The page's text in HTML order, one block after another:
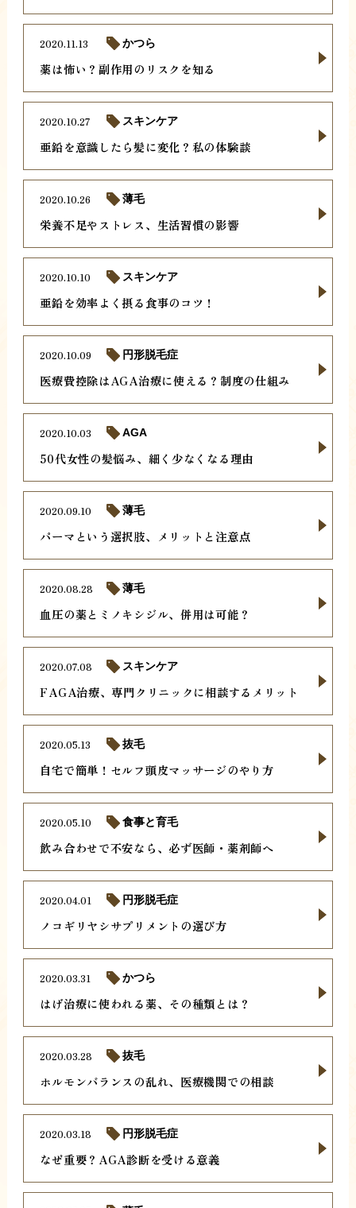
薬は怖い？副作用のリスクを知る
2020.11.13 かつら
亜鉛を意識したら髪に変化？私の体験談
2020.10.27 スキンケア
栄養不足やストレス、生活習慣の影響
2020.10.26 薄毛
亜鉛を効率よく摂る食事のコツ！
2020.10.10 スキンケア
医療費控除はAGA治療に使える？制度の仕組み
2020.10.09 円形脱毛症
50代女性の髪悩み、細く少なくなる理由
2020.10.03 AGA
パーマという選択肢、メリットと注意点
2020.09.10 薄毛
血圧の薬とミノキシジル、併用は可能？
2020.08.28 薄毛
FAGA治療、専門クリニックに相談するメリット
2020.07.08 スキンケア
自宅で簡単！セルフ頭皮マッサージのやり方
2020.05.13 抜毛
飲み合わせで不安なら、必ず医師・薬剤師へ
2020.05.10 食事と育毛
ノコギリヤシサプリメントの選び方
2020.04.01 円形脱毛症
はげ治療に使われる薬、その種類とは？
2020.03.31 かつら
ホルモンバランスの乱れ、医療機関での相談
2020.03.28 抜毛
なぜ重要？AGA診断を受ける意義
2020.03.18 円形脱毛症